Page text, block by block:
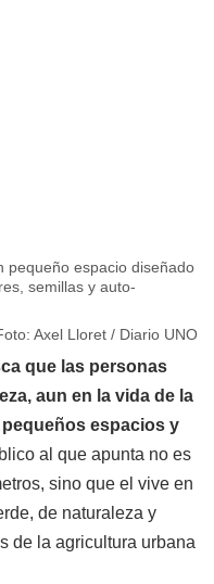
pequeño espacio diseñado
semillas y auto-
Axel Lloret / Diario UNO
que las personas
aun en la vida de la
espacios y
al que apunta no es
sino que el vive en
de naturaleza y
de la agricultura urbana